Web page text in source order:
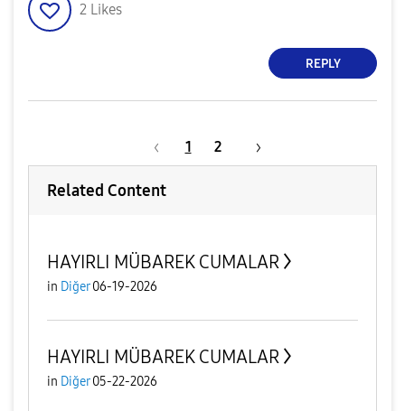
2 Likes
REPLY
1 2
Related Content
HAYIRLI MÜBAREK CUMALAR
in Diğer 06-19-2026
HAYIRLI MÜBAREK CUMALAR
in Diğer 05-22-2026